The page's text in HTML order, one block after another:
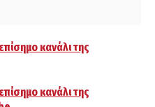
κανάλι της
κανάλι της